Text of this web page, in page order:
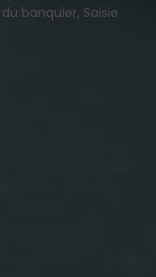
banquier, Saisie